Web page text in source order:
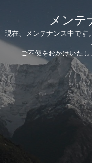
メンテ
現在、メンテナンス中です
ご不便をおかけいたし